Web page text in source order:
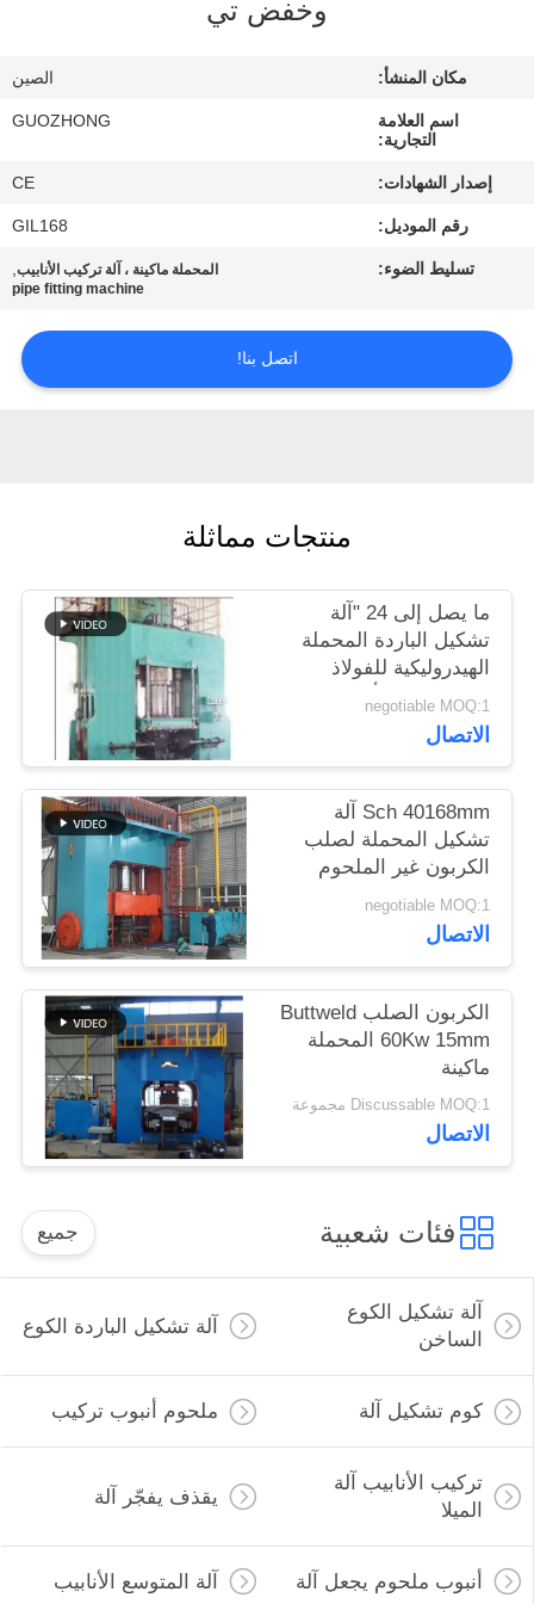
المعمل
مراقبة
الجودة
اتصل
بنا
خريطة
الموقع
PRIVACY
POLICY
وخفض تي
مكان المنشأ: الصين
اسم العلامة
التجارية:
GUOZHONG
إصدار الشهادات: CE
رقم الموديل: GIL168
تسليط الضوء: المحملة ماكينة ، آلة تركيب الأنابيب,
pipe fitting machine
اتصل بنا!
منتجات مماثلة
ما يصل إلى 24 "آلة
تشكيل الباردة المحملة
الهيدروليكية للفولاذ
المقاوم للصدأ
negotiable MOQ:1
الاتصال
Sch 40168mm آلة
تشكيل المحملة لصلب
الكربون غير الملحوم
negotiable MOQ:1
الاتصال
الكربون الصلب Buttweld
60Kw 15mm المحملة
ماكينة
Discussable MOQ:1 مجموعة
الاتصال
فئات شعبية جميع
آلة تشكيل الكوع
الساخن
آلة تشكيل الباردة الكوع
كوم تشكيل آلة ملحوم أنبوب تركيب
تركيب الأنابيب آلة
الميلا
يقذف يفجّر آلة
أنبوب ملحوم يجعل آلة آلة المتوسع الأنابيب